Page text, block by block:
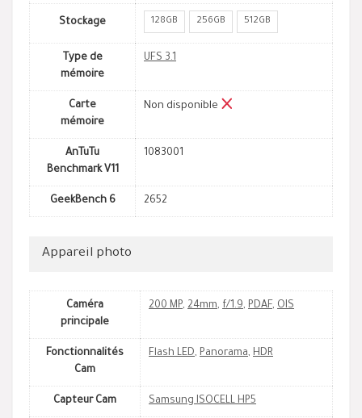
Stockage 128GB 256GB 512GB
Type de
mémoire
UFS 3.1
Carte
mémoire
Non disponible
AnTuTu
Benchmark V11
1083001
GeekBench 6 2652
Appareil photo
Caméra
principale
200 MP, 24mm, f/1.9, PDAF, OIS
Fonctionnalités
Cam
Flash LED, Panorama, HDR
Capteur Cam Samsung ISOCELL HP5